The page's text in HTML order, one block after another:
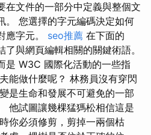
在文件的一部分中定義與整個文
。 您選擇的字元編碼決定如何
應字元。 seo推薦 在下面的
了與網頁編輯相關的關鍵術語。
是 W3C 國際化活動的一些指
能做什麼呢？ 林務員沒有穿閃
是生命和發展不可避免的一部
他試圖讓幾棵猛獁松相信這是
你必須修剪，剪掉一兩個枯